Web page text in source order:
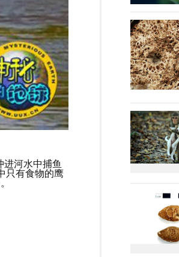
河水中捕鱼
只有食物的鹰